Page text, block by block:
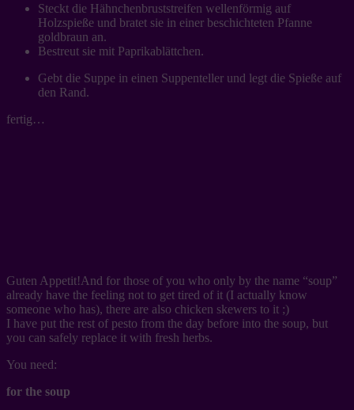
Steckt die Hähnchenbruststreifen wellenförmig auf
Holzspieße und bratet sie in einer beschichteten Pfanne
goldbraun an.
Bestreut sie mit Paprikablättchen.
Gebt die Suppe in einen Suppenteller und legt die Spieße auf
den Rand.
fertig…
Guten Appetit!And for those of you who only by the name “soup”
already have the feeling not to get tired of it (I actually know
someone who has), there are also chicken skewers to it ;)
I have put the rest of pesto from the day before into the soup, but
you can safely replace it with fresh herbs.
You need:
for the soup